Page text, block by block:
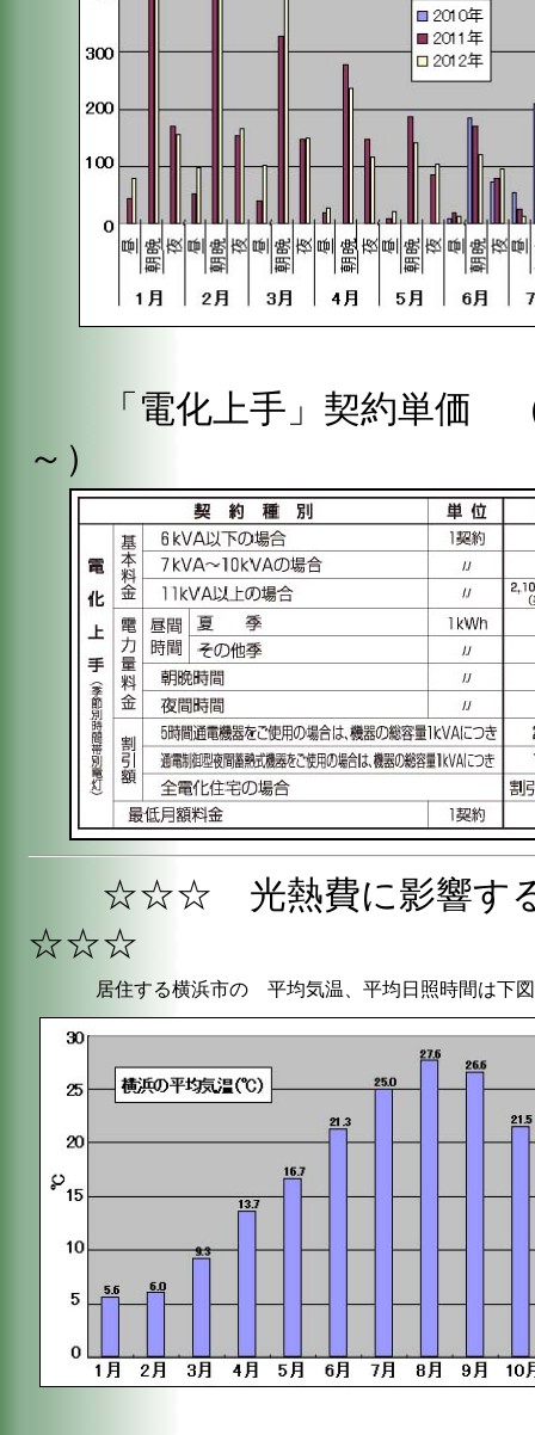
「電化上手」契約単価
～）
☆☆☆ 光熱費に影響す
☆☆☆
居住する横浜市の 平均気温、平均日照時間は下